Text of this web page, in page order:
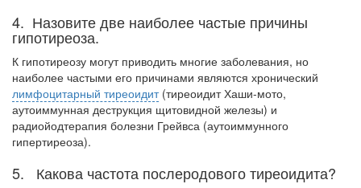
4. Назовите две наиболее частые причины
гипотиреоза.
К гипотиреозу могут приводить многие заболевания, но
наиболее частыми его причинами являются хронический
лимфоцитарный тиреоидит(тиреоидит Хаши-мото,
аутоиммунная деструкция щитовидной железы) и
радиойодтерапия болезни Грейвса (аутоиммунного
гипертиреоза).
5. Какова частота послеродового тиреоидита?